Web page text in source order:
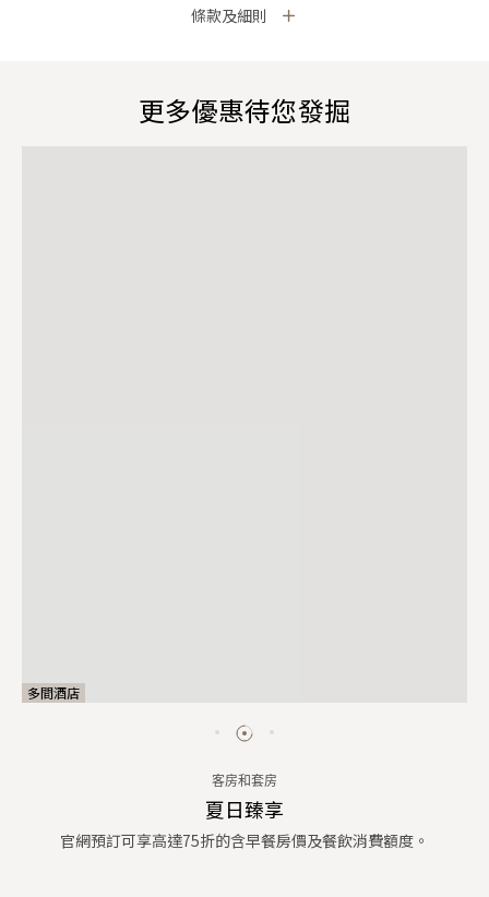
條款及細則
更多優惠待您發掘
多間酒店
客房和套房
夏日臻享
官網預訂可享高達75折的含早餐房價及餐飲消費額度。